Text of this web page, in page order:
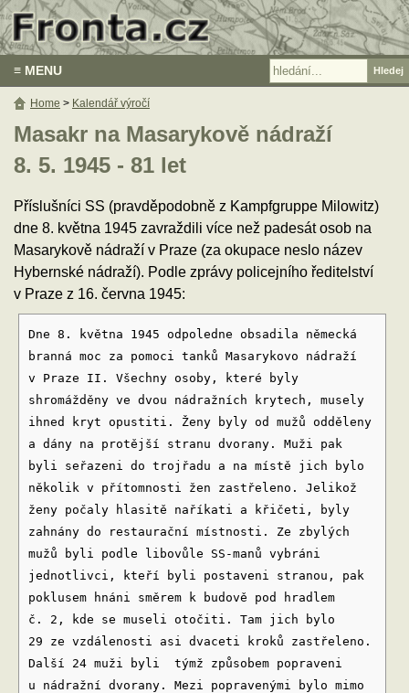
≡ MENU
Masakr na Masarykově nádraží
8. 5. 1945 - 81 let
Příslušníci SS (pravděpodobně z Kampfgruppe Milowitz)
dne 8. května 1945 zavraždili více než padesát osob na
Masarykově nádraží v Praze (za okupace neslo název
Hybernské nádraží). Podle zprávy policejního ředitelství
v Praze z 16. června 1945:
Dne 8. května 1945 odpoledne obsadila německá
branná moc za pomoci tanků Masarykovo nádraží
v Praze II. Všechny osoby, které byly
shromážděny ve dvou nádražních krytech, musely
ihned kryt opustiti. Ženy byly od mužů odděleny
a dány na protější stranu dvorany. Muži pak
byli seřazeni do trojřadu a na místě jich bylo
několik v přítomnosti žen zastřeleno. Jelikož
ženy počaly hlasitě naříkati a křičeti, byly
zahnány do restaurační místnosti. Ze zbylých
mužů byli podle libovůle SS-manů vybráni
jednotlivci, kteří byli postaveni stranou, pak
poklusem hnáni směrem k budově pod hradlem
č. 2, kde se museli otočiti. Tam jich bylo
29 ze vzdálenosti asi dvaceti kroků zastřeleno.
Další 24 muži byli týmž způsobem popraveni
u nádražní dvorany. Mezi popravenými bylo mimo
Home > Kalendář výročí